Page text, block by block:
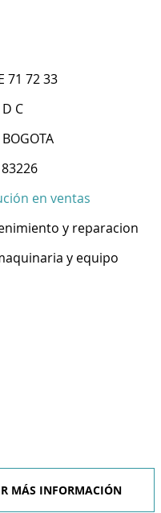
71 72 33
C
BOGOTA
en ventas
y reparacion
y equipo
MÁS INFORMACIÓN